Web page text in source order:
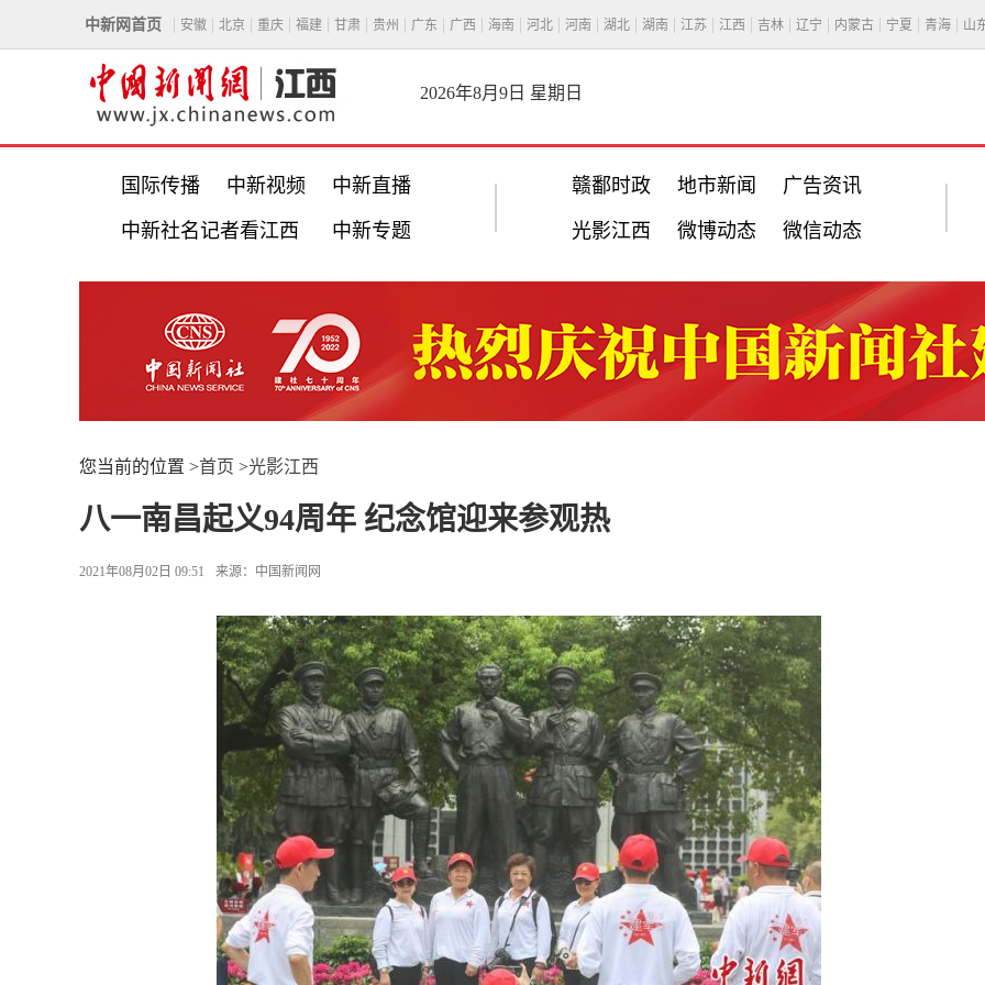
中新网首页 安徽 北京 重庆 福建 甘肃 贵州 广东 广西 海南 河北 河南 湖北 湖南 江苏 江西 吉林 辽宁 内蒙古 宁夏 青海 山
2026年8月9日 星期日
国际传播 中新视频 中新直播
中新社名记者看江西 中新专题
赣鄱时政 地市新闻 广告资讯
光影江西 微博动态 微信动态
您当前的位置 >首页 >光影江西
八一南昌起义94周年 纪念馆迎来参观热
2021年08月02日 09:51 来源： 中国新闻网